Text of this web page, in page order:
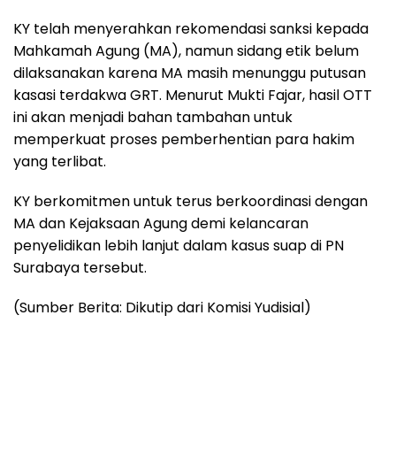
KY telah menyerahkan rekomendasi sanksi kepada
Mahkamah Agung (MA), namun sidang etik belum
dilaksanakan karena MA masih menunggu putusan
kasasi terdakwa GRT. Menurut Mukti Fajar, hasil OTT
ini akan menjadi bahan tambahan untuk
memperkuat proses pemberhentian para hakim
yang terlibat.
KY berkomitmen untuk terus berkoordinasi dengan
MA dan Kejaksaan Agung demi kelancaran
penyelidikan lebih lanjut dalam kasus suap di PN
Surabaya tersebut.
(Sumber Berita: Dikutip dari Komisi Yudisial)